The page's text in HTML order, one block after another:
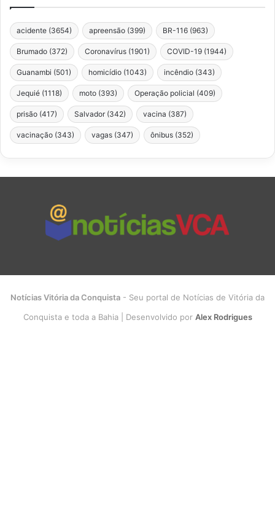
acidente (3654) apreensão (399) BR-116 (963)
Brumado (372) Coronavírus (1901) COVID-19 (1944)
Guanambi (501) homicídio (1043) incêndio (343)
Jequié (1118) moto (393) Operação policial (409)
prisão (417) Salvador (342) vacina (387)
vacinação (343) vagas (347) ônibus (352)
Notícias Vitória da Conquista - Seu portal de Notícias de Vitória da
Conquista e toda a Bahia | Desenvolvido por Alex Rodrigues